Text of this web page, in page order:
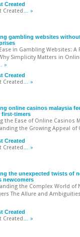
Created
Created … »
gambling websites
in Gambling Websites: A
Simplicity Matters in
… »
Created
Created … »
online casinos malaysia
first-timers
the Ease of Online Casinos
the Growing Appeal of
Created
Created … »
the unexpected twists of
newcomers
the Complex World of
The Allure and
Created
Created … »